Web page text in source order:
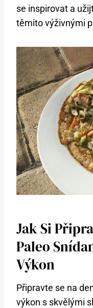
se inspirovat a
těmito výživnými
Jak Si
Paleo
Výkon
Připravte se na
výkon s skvělými